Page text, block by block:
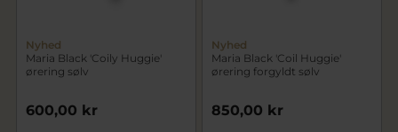
Nyhed
Maria Black 'Coily Huggie'
ørering sølv
600,00 kr
Nyhed
Maria Black 'Coil Huggie'
ørering forgyldt sølv
850,00 kr